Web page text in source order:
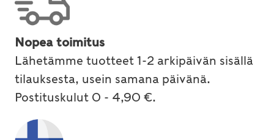
Nopea toimitus
Lähetämme tuotteet 1-2 arkipäivän sisällä
tilauksesta, usein samana päivänä.
Postituskulut 0 - 4,90 €.